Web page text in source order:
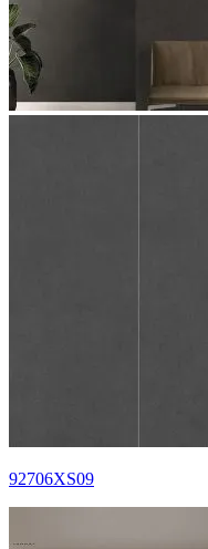
92706XS09